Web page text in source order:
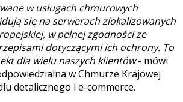
w usługach chmurowych
się na serwerach zlokalizowanych
w pełnej zgodności ze
dotyczącymi ich ochrony. To
dla wielu naszych klientów- mówi
w Chmurze Krajowej
detalicznego i e-commerce.